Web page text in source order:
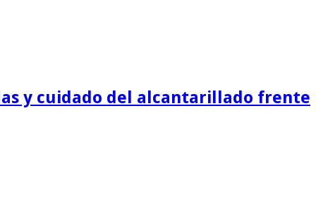
y cuidado del alcantarillado frente